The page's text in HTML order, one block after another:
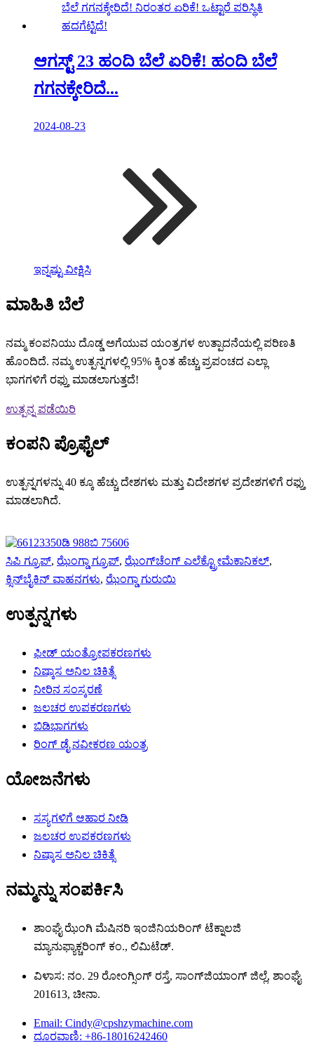
ಆಗಸ್ಟ್ 23 ಹಂದಿ ಬೆಲೆ ಏರಿಕೆ! ಹಂದಿ ಬೆಲೆ
ಗಗನಕ್ಕೇರಿದೆ...
2024-08-23
ಇನ್ನಷ್ಟು ವೀಕ್ಷಿಸಿ
ಮಾಹಿತಿ ಬೆಲೆ
ನಮ್ಮ ಕಂಪನಿಯು ದೊಡ್ಡ ಅಗೆಯುವ ಯಂತ್ರಗಳ ಉತ್ಪಾದನೆಯಲ್ಲಿ ಪರಿಣತಿ
ಹೊಂದಿದೆ. ನಮ್ಮ ಉತ್ಪನ್ನಗಳಲ್ಲಿ 95% ಕ್ಕಿಂತ ಹೆಚ್ಚು ಪ್ರಪಂಚದ ಎಲ್ಲಾ
ಭಾಗಗಳಿಗೆ ರಫ್ತು ಮಾಡಲಾಗುತ್ತದೆ!
ಉತ್ಪನ್ನ ಪಡೆಯಿರಿ
ಕಂಪನಿ ಪ್ರೊಫೈಲ್
ಉತ್ಪನ್ನಗಳನ್ನು 40 ಕ್ಕೂ ಹೆಚ್ಚು ದೇಶಗಳು ಮತ್ತು ವಿದೇಶಗಳ ಪ್ರದೇಶಗಳಿಗೆ ರಫ್ತು
ಮಾಡಲಾಗಿದೆ.
ಸಿಪಿ ಗ್ರೂಪ್, ಝೆಂಗ್ಡಾ ಗ್ರೂಪ್, ಝೆಂಗ್‌ಚೆಂಗ್ ಎಲೆಕ್ಟ್ರೋಮೆಕಾನಿಕಲ್,
ಕ್ಸಿನ್‌ಬೈಕಿನ್ ವಾಹನಗಳು, ಝೆಂಗ್ಡಾ ಗುರುಯಿ
ಉತ್ಪನ್ನಗಳು
ಫೀಡ್ ಯಂತ್ರೋಪಕರಣಗಳು
ನಿಷ್ಕಾಸ ಅನಿಲ ಚಿಕಿತ್ಸೆ
ನೀರಿನ ಸಂಸ್ಕರಣೆ
ಜಲಚರ ಉಪಕರಣಗಳು
ಬಿಡಿಭಾಗಗಳು
ರಿಂಗ್ ಡೈ ನವೀಕರಣ ಯಂತ್ರ
ಯೋಜನೆಗಳು
ಸಸ್ಯಗಳಿಗೆ ಆಹಾರ ನೀಡಿ
ಜಲಚರ ಉಪಕರಣಗಳು
ನಿಷ್ಕಾಸ ಅನಿಲ ಚಿಕಿತ್ಸೆ
ನಮ್ಮನ್ನು ಸಂಪರ್ಕಿಸಿ
ಶಾಂಘೈ ಝೆಂಗಿ ಮೆಷಿನರಿ ಇಂಜಿನಿಯರಿಂಗ್ ಟೆಕ್ನಾಲಜಿ
ಮ್ಯಾನುಫ್ಯಾಕ್ಚರಿಂಗ್ ಕಂ., ಲಿಮಿಟೆಡ್.
ವಿಳಾಸ: ನಂ. 29 ರೋಂಗ್ಸಿಂಗ್ ರಸ್ತೆ, ಸಾಂಗ್‌ಜಿಯಾಂಗ್ ಜಿಲ್ಲೆ, ಶಾಂಘೈ
201613, ಚೀನಾ.
Email: Cindy@cpshzymachine.com
ದೂರವಾಣಿ: +86-18016242460